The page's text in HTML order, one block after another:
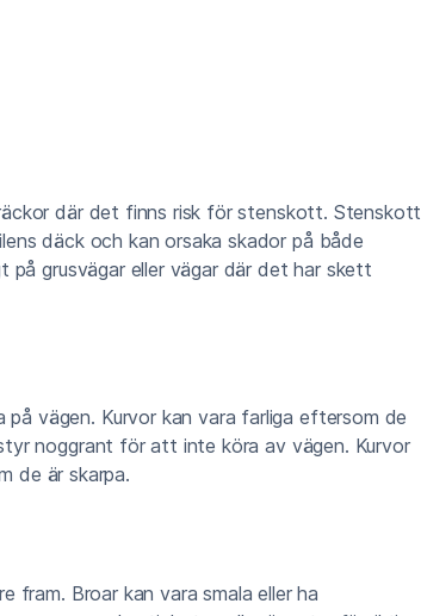
där det finns risk för stenskott. Stenskott
däck och kan orsaka skador på både
på grusvägar eller vägar där det har skett
vägen. Kurvor kan vara farliga eftersom de
noggrant för att inte köra av vägen. Kurvor
de är skarpa.
Broar kan vara smala eller ha